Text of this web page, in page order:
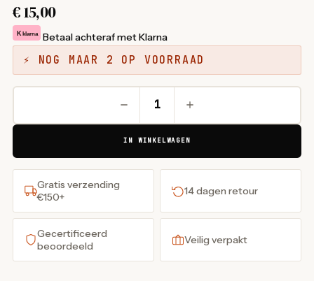
€15,00
K klarna Betaal achteraf met Klarna
⚡ NOG MAAR 2 OP VOORRAAD
IN WINKELWAGEN
Gratis verzending
€150+
14 dagen retour
Gecertificeerd
beoordeeld
Veilig verpakt